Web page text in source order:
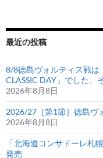
最近の投稿
8/8徳島ヴォルティス戦は
CLASSIC DAY」でした
2026年8月8日
2026/27［第1節］徳島ヴ
2026年8月8日
「北海道コンサドーレ札
発売